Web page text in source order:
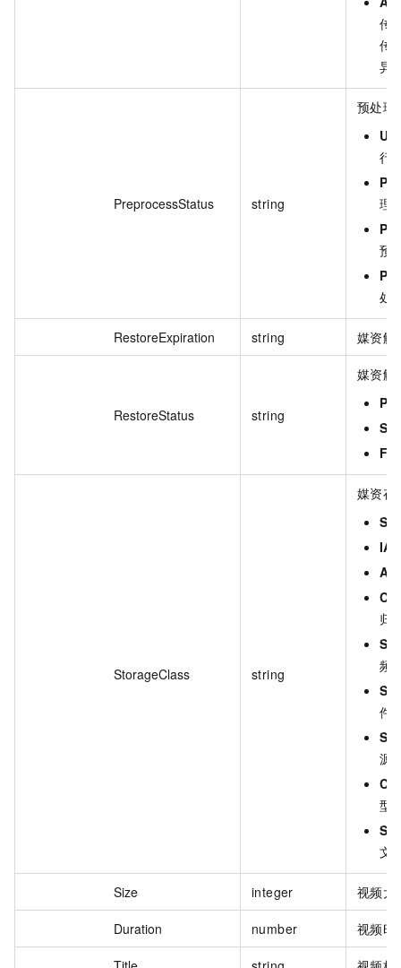
传
传
异
PreprocessStatus string
预处理
行
理
预
处
RestoreExpiration string 媒资解
RestoreStatus string
媒资解
StorageClass string
媒资存
IA
归
频
件
源
型
文
Size integer 视频大
Duration number 视频时